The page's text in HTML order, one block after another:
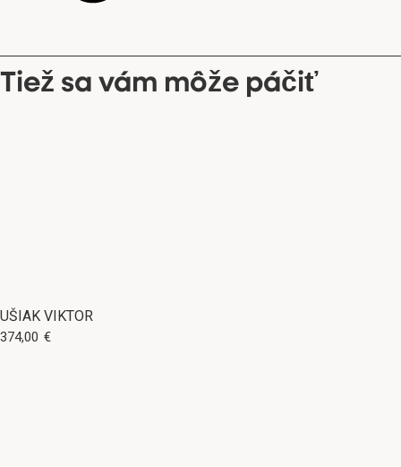
Tiež sa vám môže páčiť
UŠIAK VIKTOR
374,00 €